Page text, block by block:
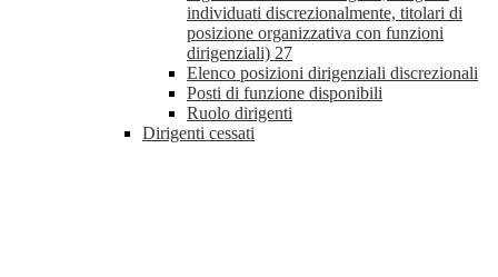
individuati discrezionalmente, titolari di
posizione organizzativa con funzioni
dirigenziali) 27
Elenco posizioni dirigenziali discrezionali
Posti di funzione disponibili
Ruolo dirigenti
Dirigenti cessati